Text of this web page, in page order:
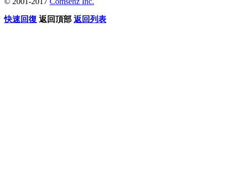
快速回復 返回頂部 返回列表